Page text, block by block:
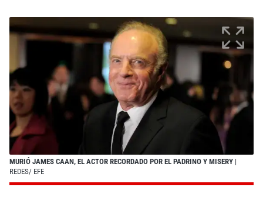
MURIÓ JAMES CAAN, EL ACTOR RECORDADO POR EL PADRINO Y MISERY |
REDES/ EFE